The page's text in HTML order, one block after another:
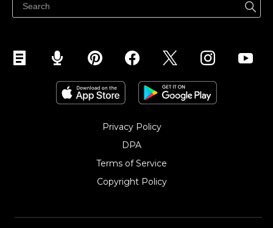
Privacy Policy
DPA
Terms of Service
Copyright Policy‎